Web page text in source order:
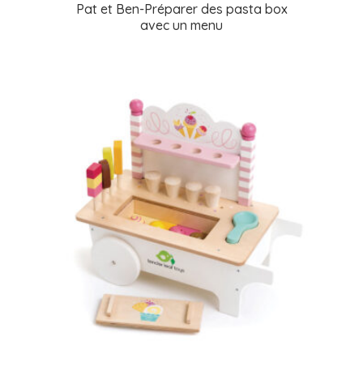
Pat et Ben-Préparer des pasta box
avec un menu